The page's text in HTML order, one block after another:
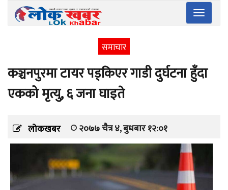
Toggle
समाचार
कञ्चनपुरमा टायर पड्किएर गाडी दुर्घटना हुँदा
एकको मृत्यु, ६ जना घाइते
लोकखबर २०७७ चैत्र ४, बुधबार १२:०१